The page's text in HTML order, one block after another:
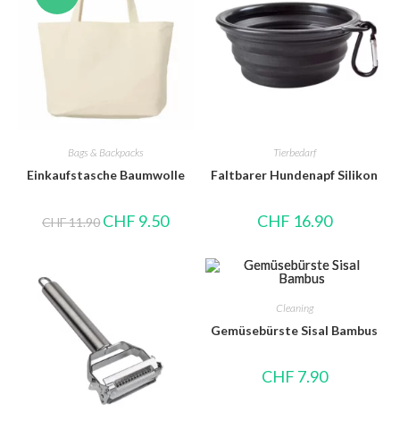
Bags & Backpacks
Einkaufstasche Baumwolle
CHF11.90 CHF 9.50
Tierbedarf
Faltbarer Hundenapf Silikon
CHF 16.90
Cleaning
Gemüsebürste Sisal Bambus
CHF 7.90